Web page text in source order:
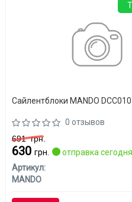
Сайлентблоки MANDO
0 отзывов
691грн.
630грн.
отправка сегодня
Артикул:
MANDO